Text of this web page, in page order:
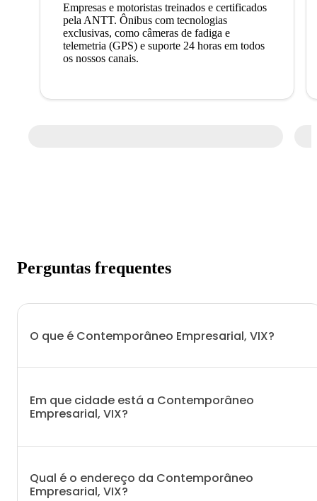
Empresas e motoristas treinados e certificados
pela ANTT. Ônibus com tecnologias
exclusivas, como câmeras de fadiga e
telemetria (GPS) e suporte 24 horas em todos
os nossos canais.
Perguntas frequentes
O que é Contemporâneo Empresarial, VIX?
Em que cidade está a Contemporâneo
Empresarial, VIX?
Qual é o endereço da Contemporâneo
Empresarial, VIX?